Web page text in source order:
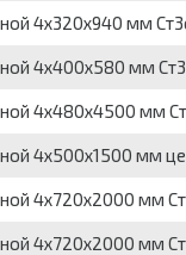
4х320х940 мм
4х400х580 мм
4х480х4500 мм
4х500х1500 мм
4х720х2000 мм
4х720х2000 мм